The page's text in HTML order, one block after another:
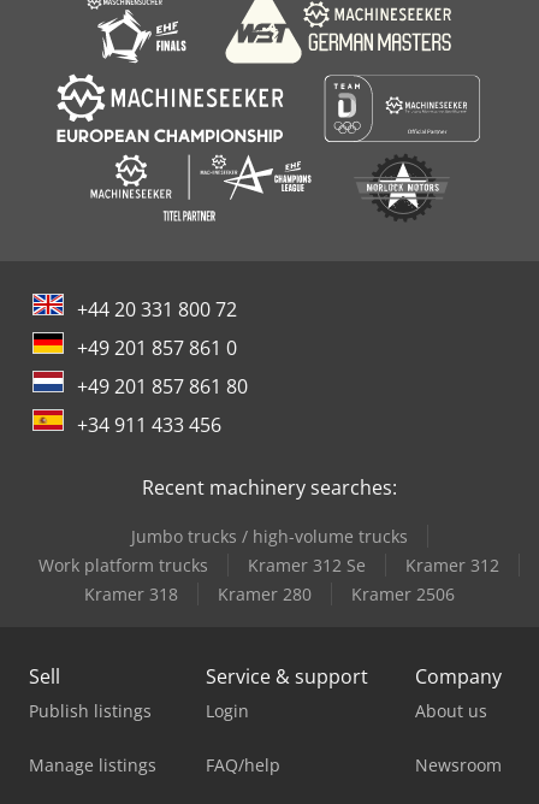
+44 20 331 800 72
+49 201 857 861 0
+49 201 857 861 80
+34 911 433 456
Recent machinery searches:
Jumbo trucks / high-volume trucks
Work platform trucks
Kramer 312 Se
Kramer 312
Kramer 318
Kramer 280 Kramer 2506
Sell
Publish listings
Manage listings
Service & support
Login
FAQ/help
Company
About us
Newsroom